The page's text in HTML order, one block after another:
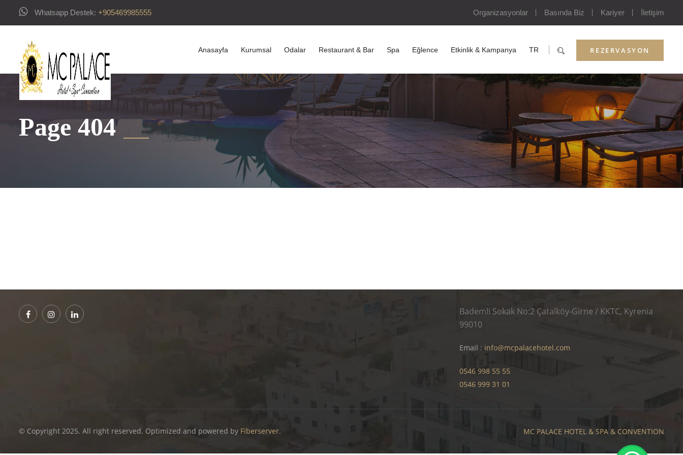
Whatsapp Destek: ‪+905469985555‬ Organizasyonlar Basında Biz Kariyer İletişim
Anasayfa Kurumsal Odalar Restaurant & Bar Spa Eğlence Etkinlik & Kampanya TR REZERVASYON
Page 404
Bademli Sokak No:2 Çatalköy-Girne / KKTC, Kyrenia
99010
Email : info@mcpalacehotel.com
0546 998 55 55
0546 999 31 01
© Copyright 2025. All right reserved. Optimized and powered by Fiberserver. MC PALACE HOTEL & SPA & CONVENTION